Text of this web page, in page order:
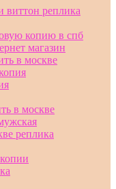
виттон реплика
копию в спб
магазин
в москве
в москве
реплика